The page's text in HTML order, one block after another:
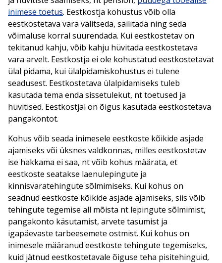
inimese toetus. Eestkostja kohustus võib olla
eestkostetava vara valitseda, säilitada ning seda
võimaluse korral suurendada. Kui eestkostetav on
tekitanud kahju, võib kahju hüvitada eestkostetava
vara arvelt. Eestkostja ei ole kohustatud eestkostetavat
ülal pidama, kui ülalpidamiskohustus ei tulene
seadusest. Eestkostetava ülalpidamiseks tuleb
kasutada tema enda sissetulekut, nt toetused ja
hüvitised. Eestkostjal on õigus kasutada eestkostetava
pangakontot.
Kohus võib seada inimesele eestkoste kõikide asjade
ajamiseks või üksnes valdkonnas, milles eestkostetav
ise hakkama ei saa, nt võib kohus määrata, et
eestkoste seatakse laenulepingute ja
kinnisvaratehingute sõlmimiseks. Kui kohus on
seadnud eestkoste kõikide asjade ajamiseks, siis võib
tehingute tegemise all mõista nt lepingute sõlmimist,
pangakonto käsutamist, arvete tasumist ja
igapäevaste tarbeesemete ostmist. Kui kohus on
inimesele määranud eestkoste tehingute tegemiseks,
kuid jätnud eestkostetavale õiguse teha pisitehinguid,